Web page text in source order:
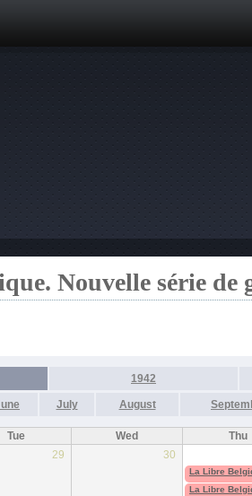
Nouvelle série de
1942
July August
Tue Wed Thu
29 30
La Libre
La Libre